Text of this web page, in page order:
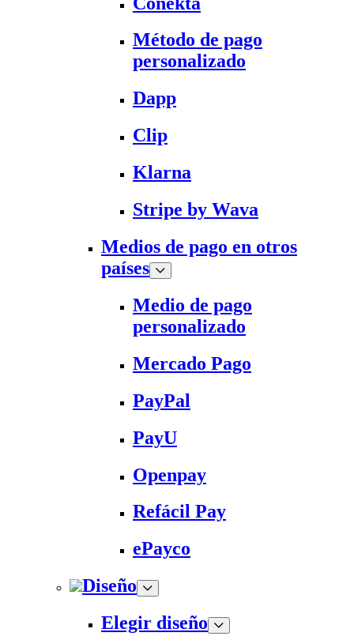
Método de pago
personalizado
Dapp
Clip
Klarna
Stripe by Wava
Medios de pago en otros
países
Medio de pago
personalizado
Mercado Pago
PayPal
PayU
Openpay
Refácil Pay
ePayco
Diseño
Elegir diseño